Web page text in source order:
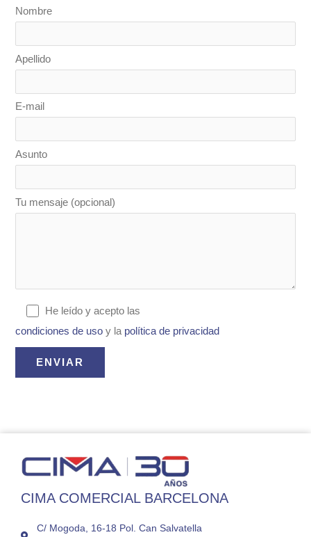
Nombre
Apellido
E-mail
Asunto
Tu mensaje (opcional)
He leído y acepto las
condiciones de uso y la política de privacidad
CIMA COMERCIAL BARCELONA
C/ Mogoda, 16-18 Pol. Can Salvatella